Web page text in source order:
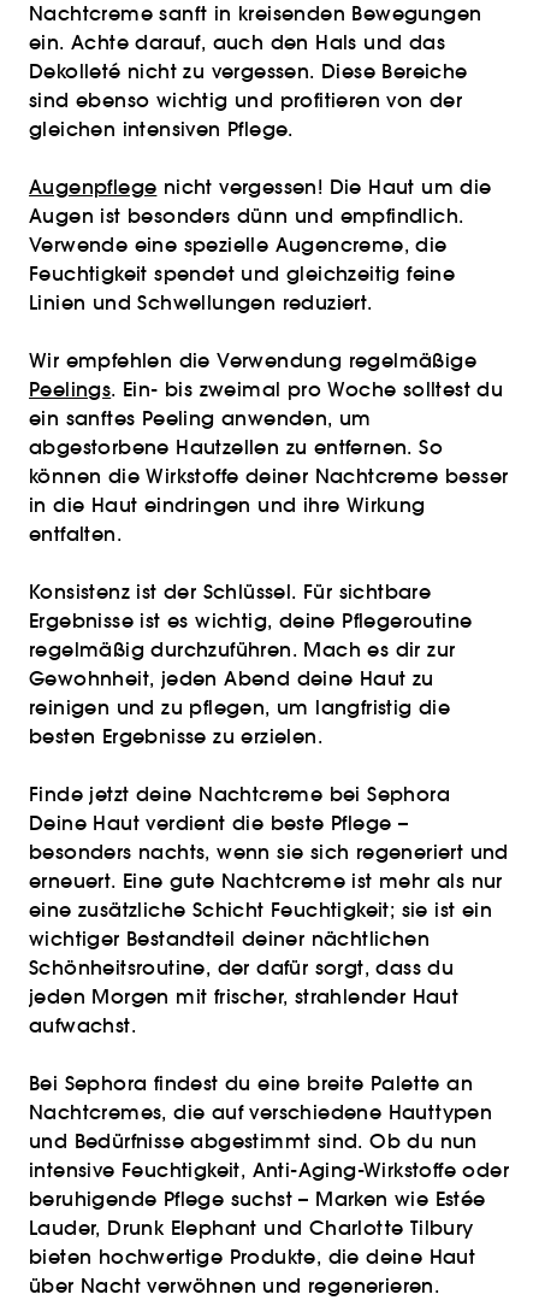
Nachtcreme sanft in kreisenden Bewegungen
ein. Achte darauf, auch den Hals und das
Dekolleté nicht zu vergessen. Diese Bereiche
sind ebenso wichtig und profitieren von der
gleichen intensiven Pflege.
Augenpflege nicht vergessen! Die Haut um die
Augen ist besonders dünn und empfindlich.
Verwende eine spezielle Augencreme, die
Feuchtigkeit spendet und gleichzeitig feine
Linien und Schwellungen reduziert.
Wir empfehlen die Verwendung regelmäßige
Peelings. Ein- bis zweimal pro Woche solltest du
ein sanftes Peeling anwenden, um
abgestorbene Hautzellen zu entfernen. So
können die Wirkstoffe deiner Nachtcreme besser
in die Haut eindringen und ihre Wirkung
entfalten.
Konsistenz ist der Schlüssel. Für sichtbare
Ergebnisse ist es wichtig, deine Pflegeroutine
regelmäßig durchzuführen. Mach es dir zur
Gewohnheit, jeden Abend deine Haut zu
reinigen und zu pflegen, um langfristig die
besten Ergebnisse zu erzielen.
Finde jetzt deine Nachtcreme bei Sephora
Deine Haut verdient die beste Pflege –
besonders nachts, wenn sie sich regeneriert und
erneuert. Eine gute Nachtcreme ist mehr als nur
eine zusätzliche Schicht Feuchtigkeit; sie ist ein
wichtiger Bestandteil deiner nächtlichen
Schönheitsroutine, der dafür sorgt, dass du
jeden Morgen mit frischer, strahlender Haut
aufwachst.
Bei Sephora findest du eine breite Palette an
Nachtcremes, die auf verschiedene Hauttypen
und Bedürfnisse abgestimmt sind. Ob du nun
intensive Feuchtigkeit, Anti-Aging-Wirkstoffe oder
beruhigende Pflege suchst – Marken wie Estée
Lauder, Drunk Elephant und Charlotte Tilbury
bieten hochwertige Produkte, die deine Haut
über Nacht verwöhnen und regenerieren.